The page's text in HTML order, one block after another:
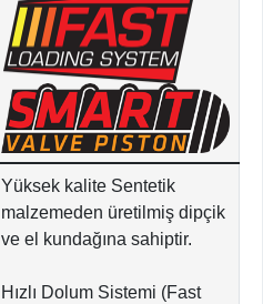
Yüksek kalite Sentetik
malzemeden üretilmiş dipçik
ve el kundağına sahiptir.
Hızlı Dolum Sistemi (Fast